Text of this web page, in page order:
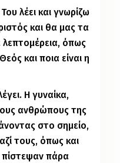
λέει και γνωρίζω
και θα μας τα
λεπτομέρεια, όπως
και ποια είναι η
Η γυναίκα,
ανθρώπους της
στο σημείο,
τους, όπως και
πίστεψαν πάρα